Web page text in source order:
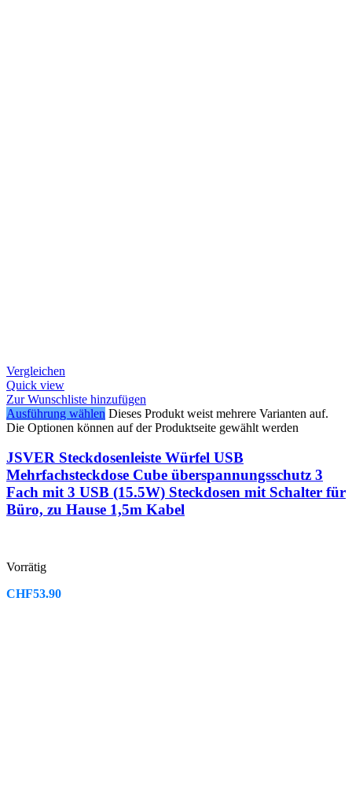
Vergleichen
Quick view
Zur Wunschliste hinzufügen
Ausführung wählen Dieses Produkt weist mehrere Varianten auf.
Die Optionen können auf der Produktseite gewählt werden
JSVER Steckdosenleiste Würfel USB
Mehrfachsteckdose Cube überspannungsschutz 3
Fach mit 3 USB (15.5W) Steckdosen mit Schalter für
Büro, zu Hause 1,5m Kabel
Vorrätig
CHF53.90